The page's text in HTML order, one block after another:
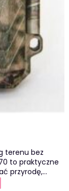
terenu bez
to praktyczne
przyrodę,…